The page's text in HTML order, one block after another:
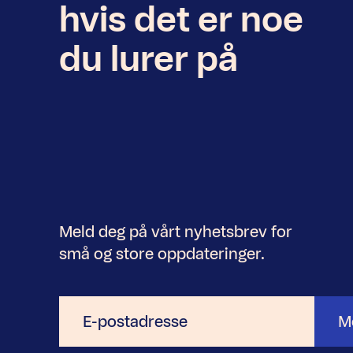
hvis det er noe
du lurer på
Meld deg på vårt nyhetsbrev for
små og store oppdateringer.
postadresse